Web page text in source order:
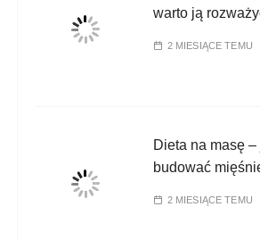
warto ją
2 MIESIĄCE TEMU
Dieta na masę
budować
2 MIESIĄCE TEMU